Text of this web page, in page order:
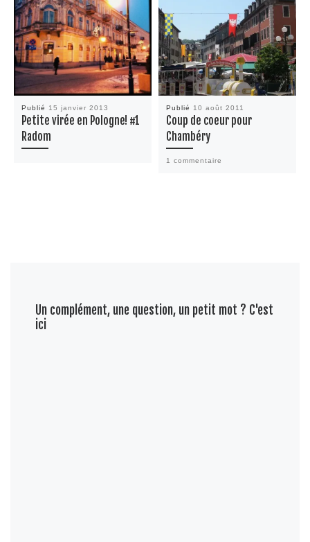
Publié 15 janvier 2013
Petite virée en Pologne! #1
Radom
Publié 10 août 2011
Coup de coeur pour
Chambéry
1 commentaire
Un complément, une question, un petit mot ? C'est
ici